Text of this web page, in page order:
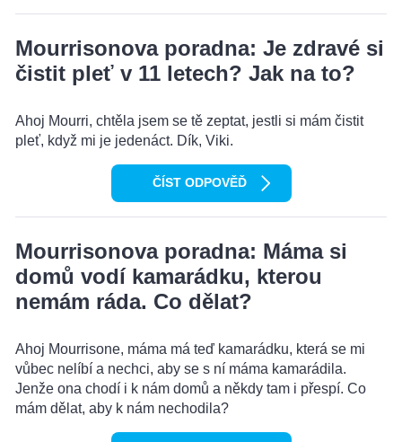
Mourrisonova poradna: Je zdravé si
čistit pleť v 11 letech? Jak na to?
Ahoj Mourri, chtěla jsem se tě zeptat, jestli si mám čistit
pleť, když mi je jedenáct. Dík, Viki.
ČÍST ODPOVĚĎ
Mourrisonova poradna: Máma si
domů vodí kamarádku, kterou
nemám ráda. Co dělat?
Ahoj Mourrisone, máma má teď kamarádku, která se mi
vůbec nelíbí a nechci, aby se s ní máma kamarádila.
Jenže ona chodí i k nám domů a někdy tam i přespí. Co
mám dělat, aby k nám nechodila?